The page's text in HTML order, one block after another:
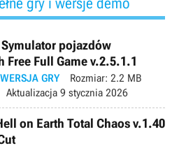
pojazdów
Free Full Game v.2.5.1.1
GRY Rozmiar: 2.2 MB
Aktualizacja 9 stycznia 2026
on Earth Total Chaos v.1.40